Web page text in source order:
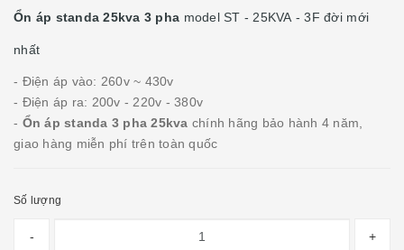
Ổn áp standa 25kva 3 pha model ST - 25KVA - 3F đời mới
nhất
- Điện áp vào: 260v ~ 430v
- Điện áp ra: 200v - 220v - 380v
- Ổn áp standa 3 pha 25kva chính hãng bảo hành 4 năm,
giao hàng miễn phí trên toàn quốc
Số lượng
- +